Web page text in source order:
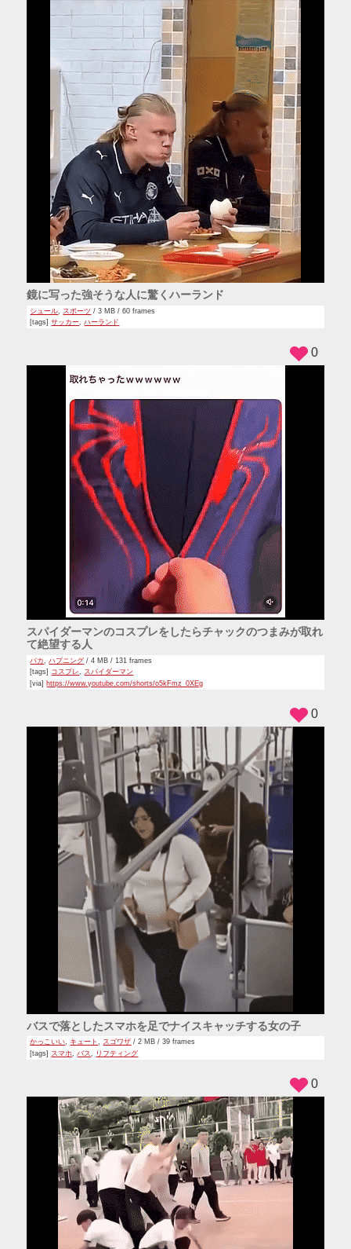
鏡に写った強そうな人に驚くハーランド
シュール スポーツ / 3 MB / 60 frames
[tags]サッカー,ハーランド
スパイダーマンのコスプレをしたらチャックのつまみが取れ
て絶望する人
バカ ,ハプニング / 4 MB / 131 frames
[tags] コスプレ, スパイダーマン
[via] https://www.youtube.com/shorts/o5kFmz_0XEg
0
バスで落としたスマホを足でナイスキャッチする女の子
かっこいい, キュート, スゴワザ / 2 MB / 39 frames
[tags] スマホ,バス, リフティング
0
0